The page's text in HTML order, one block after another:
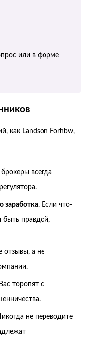
или в форме
как Landson Forhbw,
всегда
заработка. Если что-
быть правдой,
отзывы, а не
торопят с
не переводите